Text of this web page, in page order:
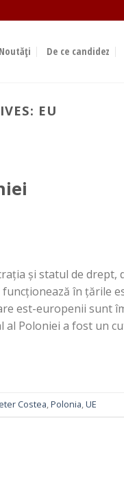
Noutăți De ce candidez
EU
indică faptul că polul
și statul de drept,
în țările
est-europenii sunt
Poloniei a fost un
Costea,Polonia,UE